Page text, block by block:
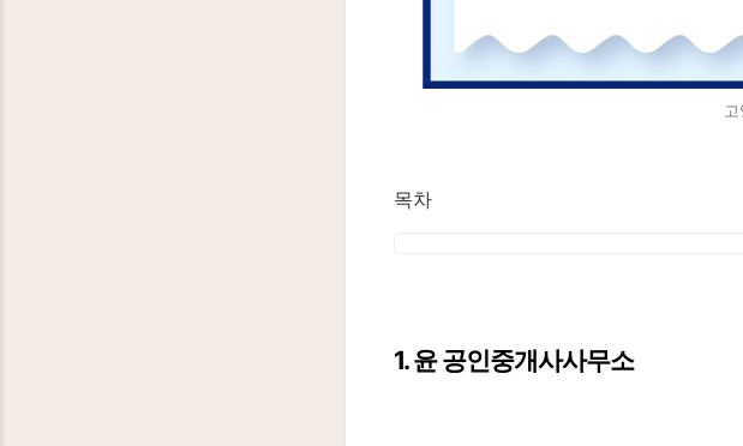
목차
1. 윤 공인중개사사무소